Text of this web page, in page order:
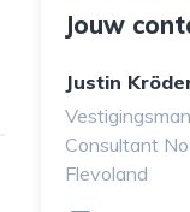
Jouw
Justin
Consultant
Flevoland